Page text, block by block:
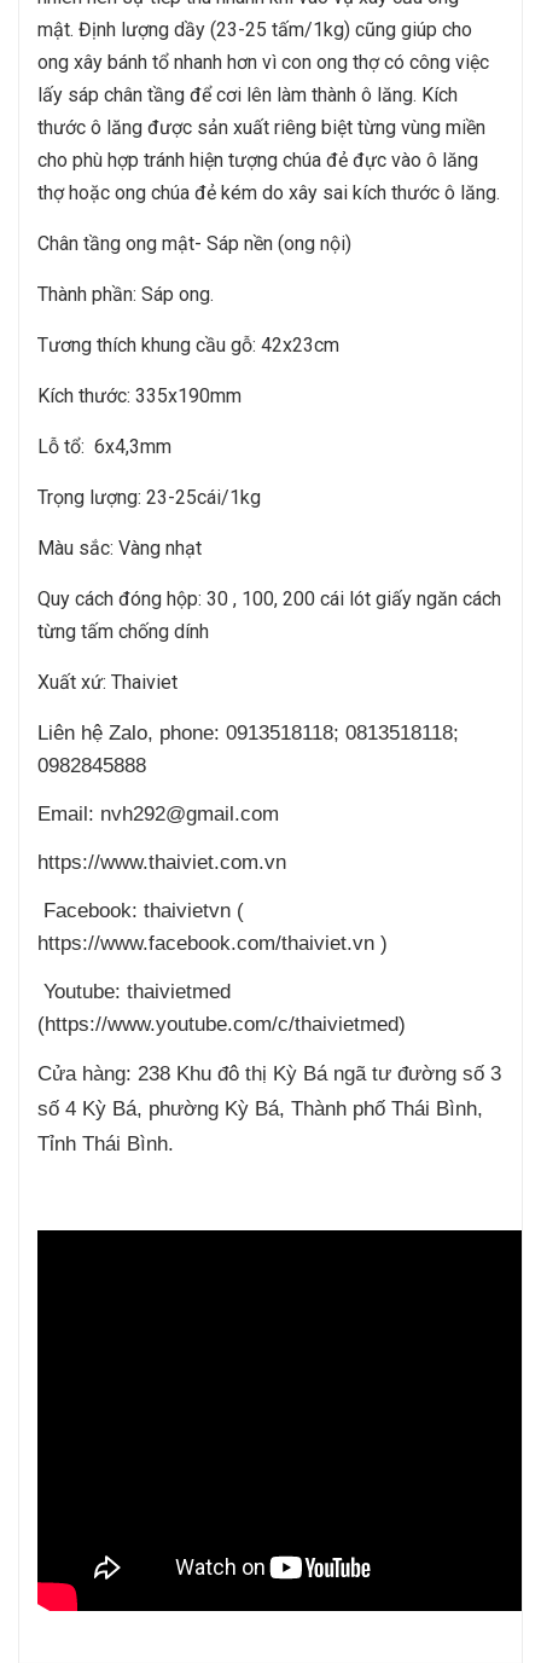
mật. Định lượng dầy (23-25 tấm/1kg) cũng giúp cho
ong xây bánh tổ nhanh hơn vì con ong thợ có công việc
lấy sáp chân tầng để cơi lên làm thành ô lăng. Kích
thước ô lăng được sản xuất riêng biệt từng vùng miền
cho phù hợp tránh hiện tượng chúa đẻ đực vào ô lăng
thợ hoặc ong chúa đẻ kém do xây sai kích thước ô lăng.
Chân tầng ong mật- Sáp nền (ong nội)
Thành phần: Sáp ong.
Tương thích khung cầu gỗ: 42x23cm
Kích thước: 335x190mm
Lỗ tổ: 6x4,3mm
Trọng lượng: 23-25cái/1kg
Màu sắc: Vàng nhạt
Quy cách đóng hộp: 30 , 100, 200 cái lót giấy ngăn cách
từng tấm chống dính
Xuất xứ: Thaiviet
Liên hệ Zalo, phone: 0913518118; 0813518118;
0982845888
Email: nvh292@gmail.com
https://www.thaiviet.com.vn
Facebook: thaivietvn (
https://www.facebook.com/thaiviet.vn )
Youtube: thaivietmed
(https://www.youtube.com/c/thaivietmed)
Cửa hàng: 238 Khu đô thị Kỳ Bá ngã tư đường số 3
số 4 Kỳ Bá, phường Kỳ Bá, Thành phố Thái Bình,
Tỉnh Thái Bình.